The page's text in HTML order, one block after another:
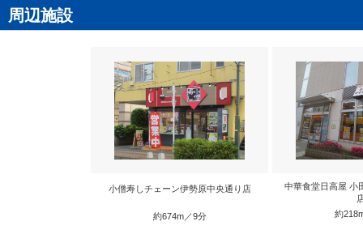
周辺施設
小僧寿しチェーン伊勢原中央通り店
約674m／9分
中華食堂日高屋 小
約